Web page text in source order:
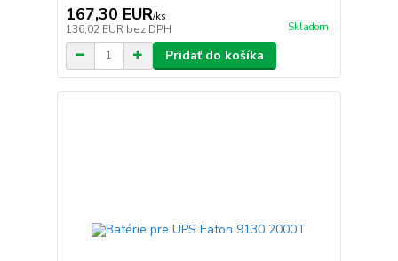
167,30 EUR/ks
136,02 EUR bez DPH Skladom
Pridať do košíka